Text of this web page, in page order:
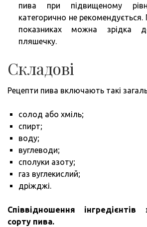
пива при підвищеному
категорично не
показниках можна зрідка
пляшечку.
Складові
Рецепти пива включають такі
солод або хміль;
спирт;
воду;
вуглеводи;
сполуки азоту;
газ вуглекислий;
дріжджі.
Співвідношення
сорту пива.